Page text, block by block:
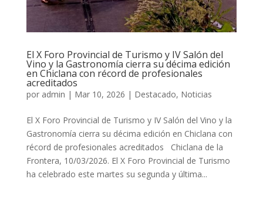
El X Foro Provincial de Turismo y IV Salón del
Vino y la Gastronomía cierra su décima edición
en Chiclana con récord de profesionales
acreditados
por admin | Mar 10, 2026 | Destacado, Noticias
El X Foro Provincial de Turismo y IV Salón del Vino y la
Gastronomía cierra su décima edición en Chiclana con
récord de profesionales acreditados Chiclana de la
Frontera, 10/03/2026. El X Foro Provincial de Turismo
ha celebrado este martes su segunda y última...